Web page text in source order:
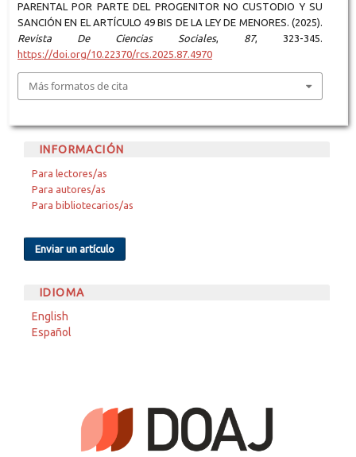
PARENTAL POR PARTE DEL PROGENITOR NO CUSTODIO Y SU
SANCIÓN EN EL ARTÍCULO 49 BIS DE LA LEY DE MENORES. (2025).
Revista De Ciencias Sociales, 87, 323-345.
https://doi.org/10.22370/rcs.2025.87.4970
Más formatos de cita
INFORMACIÓN
Para lectores/as
Para autores/as
Para bibliotecarios/as
Enviar un artículo
IDIOMA
English
Español